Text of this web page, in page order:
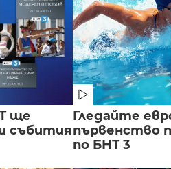
ще
събития
Гледайте
първенство
по БНТ 3